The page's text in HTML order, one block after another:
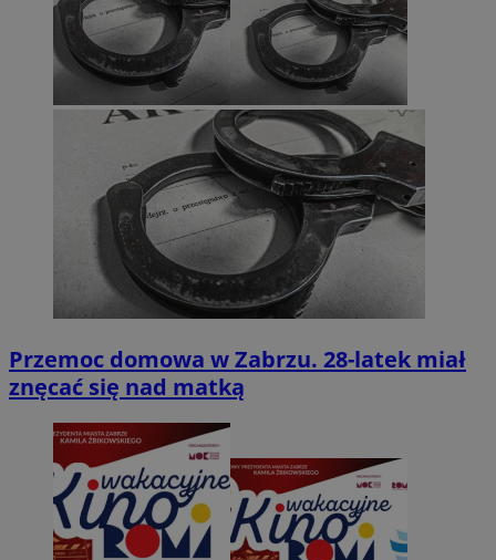
Przemoc domowa w Zabrzu. 28-latek miał
znęcać się nad matką